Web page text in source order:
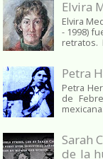
Elvira
Elvira
- 1998)
retratos.
Petra
Petra
de
Sarah
de la